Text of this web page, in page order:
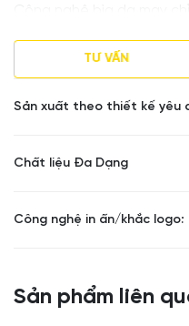
Màu sắc : Nâu, đen, đỏ
Trọng lượng : 0.5Kg
TƯ VẤN
Sản xuất theo thiết kế yêu
Chất liệu Đa Dạng
Công nghệ in ấn/khắc logo:
Sản phẩm liên